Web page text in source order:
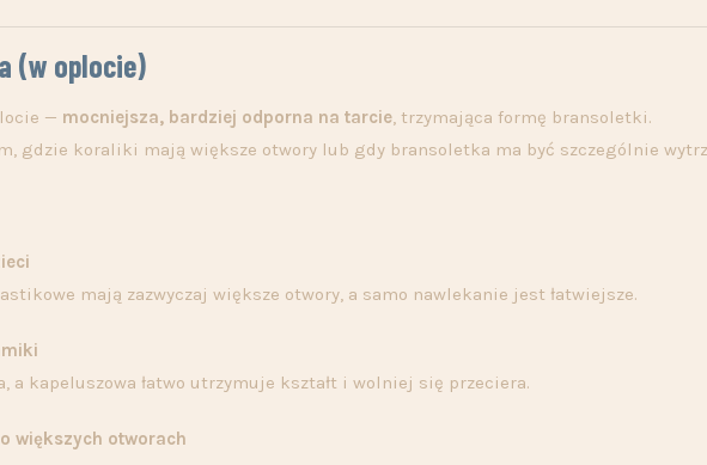
(w oplocie)
— mocniejsza, bardziej odporna na tarcie, trzymająca formę bransoletki.
gdzie koraliki mają większe otwory lub gdy bransoletka ma być szczególnie
mają zazwyczaj większe otwory, a samo nawlekanie jest łatwiejsze.
a kapeluszowa łatwo utrzymuje kształt i wolniej się przeciera.
większych otworach